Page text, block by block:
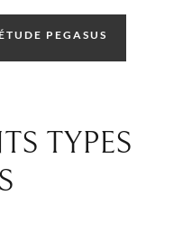
PEGASUS
TYPES